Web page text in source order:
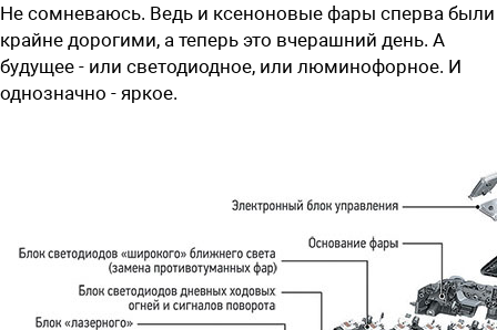
Не сомневаюсь. Ведь и ксеноновые фары сперва были
крайне дорогими, а теперь это вчерашний день. А
будущее - или светодиодное, или люминофорное. И
однозначно - яркое.